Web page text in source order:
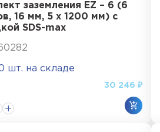
заземления EZ – 6 (6
16 мм, 5 х 1200 мм) с
SDS-max
шт. на складе
30 246 ₽